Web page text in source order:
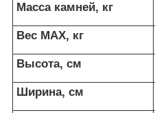
Масса камней, кг
Вес МАХ, кг
Высота, см
Ширина, см